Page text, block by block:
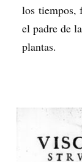
los tiempos,
el padre de
plantas.